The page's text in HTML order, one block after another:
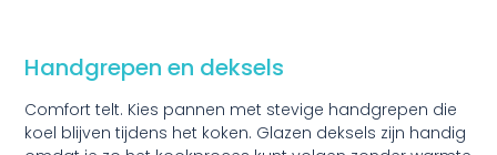
Handgrepen en deksels
Comfort telt. Kies pannen met stevige handgrepen die
koel blijven tijdens het koken. Glazen deksels zijn handig